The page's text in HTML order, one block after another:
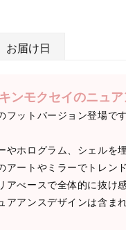
お届け日
ンモクセイのニュ
フットバージョン登場で
やホログラム、シェルを
アートやミラーでトレン
アべースで全体的に抜け
アアンスデザインは含ま